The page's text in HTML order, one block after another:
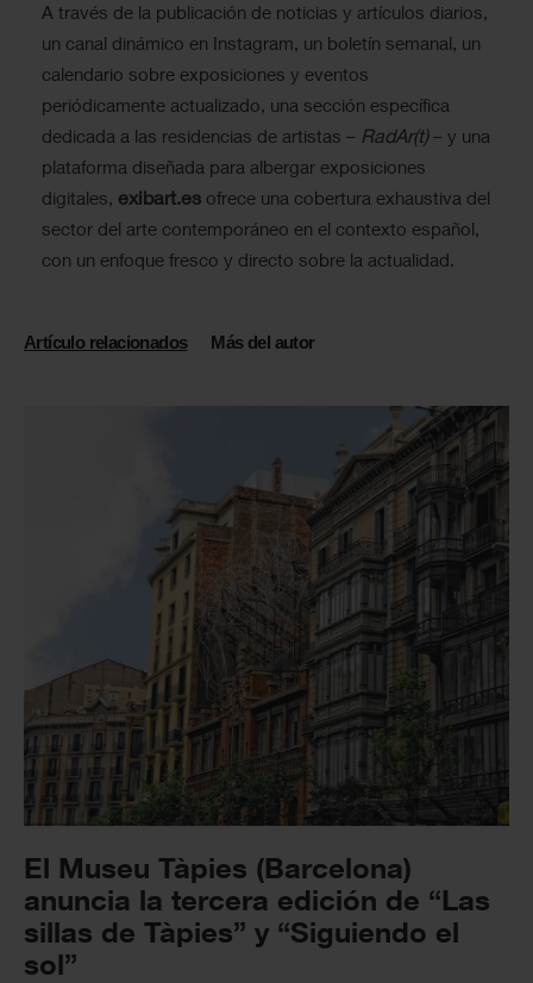
A través de la publicación de noticias y artículos diarios,
un canal dinámico en Instagram, un boletín semanal, un
calendario sobre exposiciones y eventos
periódicamente actualizado, una sección específica
dedicada a las residencias de artistas – RadAr(t)– y una
plataforma diseñada para albergar exposiciones
digitales, exibart.es ofrece una cobertura exhaustiva del
sector del arte contemporáneo en el contexto español,
con un enfoque fresco y directo sobre la actualidad.
Artículo relacionados Más del autor
El Museu Tàpies (Barcelona)
anuncia la tercera edición de “Las
sillas de Tàpies” y “Siguiendo el
sol”